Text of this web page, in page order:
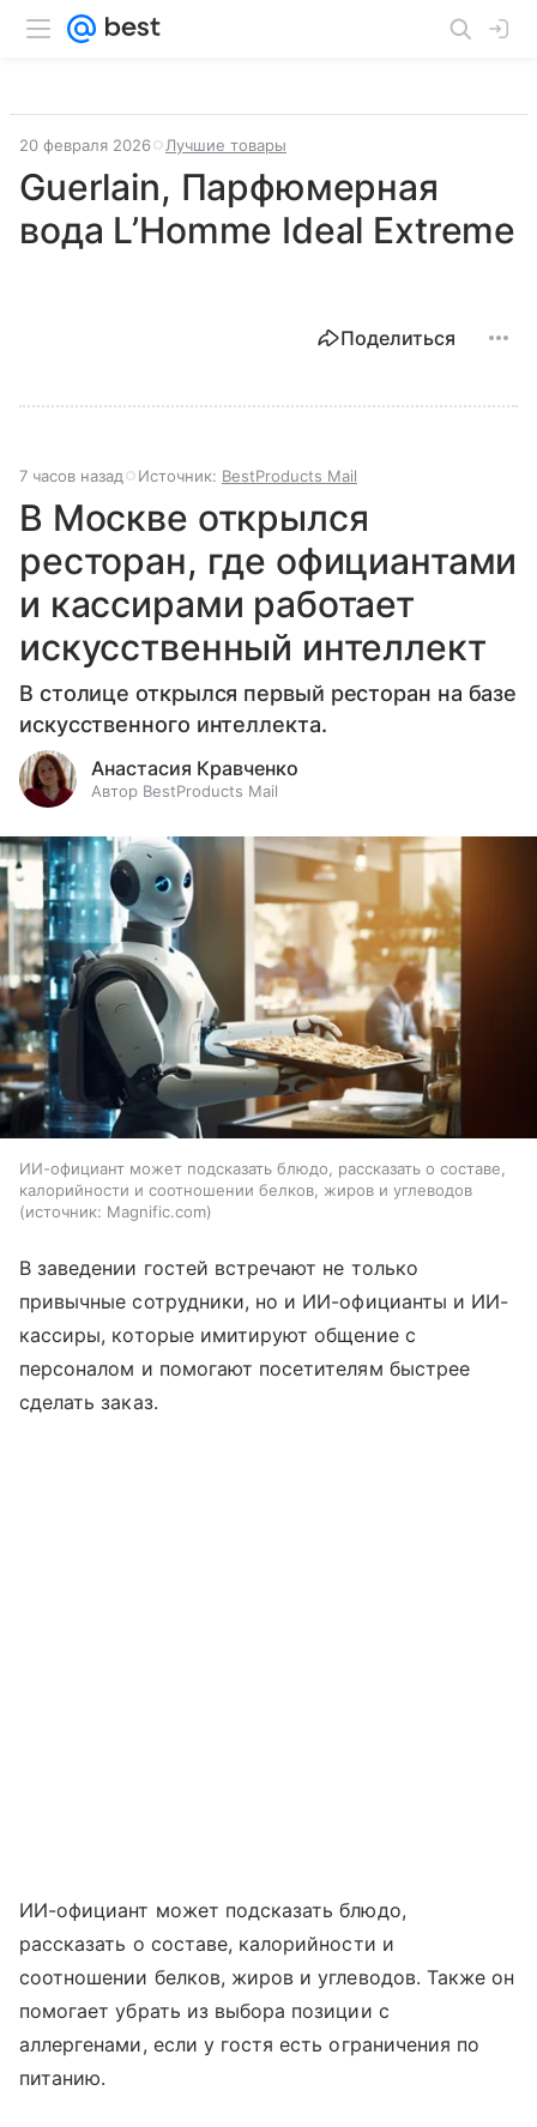
20 февраля 2026 Лучшие товары
Guerlain, Парфюмерная
вода L’Homme Ideal Extreme
Поделиться
7 часов назад Источник: BestProducts Mail
В Москве открылся
ресторан, где официантами
и кассирами работает
искусственный интеллект
В столице открылся первый ресторан на базе
искусственного интеллекта.
Анастасия Кравченко
Автор BestProducts Mail
ИИ-официант может подсказать блюдо, рассказать о составе,
калорийности и соотношении белков, жиров и углеводов
источник: Magnific.com
В заведении гостей встречают не только
привычные сотрудники, но и ИИ-официанты и ИИ-
кассиры, которые имитируют общение с
персоналом и помогают посетителям быстрее
сделать заказ.
ИИ-официант может подсказать блюдо,
рассказать о составе, калорийности и
соотношении белков, жиров и углеводов. Также он
помогает убрать из выбора позиции с
аллергенами, если у гостя есть ограничения по
питанию.